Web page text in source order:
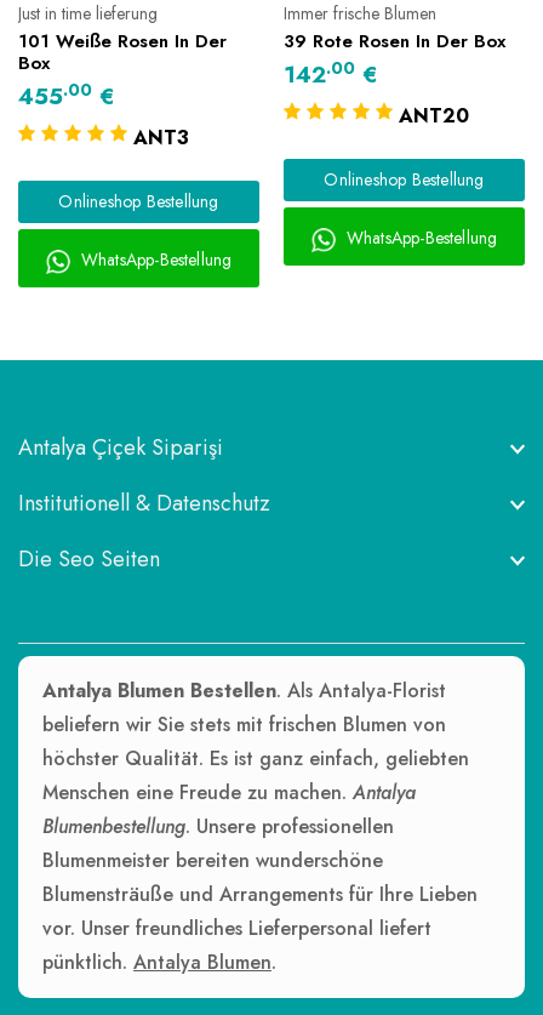
Just in time lieferung
101 Weiße Rosen In Der
Box
455.00 €
ANT3
Onlineshop Bestellung
WhatsApp-Bestellung
Immer frische Blumen
39 Rote Rosen In Der Box
142.00 €
ANT20
Onlineshop Bestellung
WhatsApp-Bestellung
Antalya Çiçek Siparişi
Institutionell & Datenschutz
Die Seo Seiten
Antalya Blumen Bestellen. Als Antalya-Florist
beliefern wir Sie stets mit frischen Blumen von
höchster Qualität. Es ist ganz einfach, geliebten
Menschen eine Freude zu machen.Antalya
Blumenbestellung. Unsere professionellen
Blumenmeister bereiten wunderschöne
Blumensträuße und Arrangements für Ihre Lieben
vor. Unser freundliches Lieferpersonal liefert
pünktlich. Antalya Blumen.